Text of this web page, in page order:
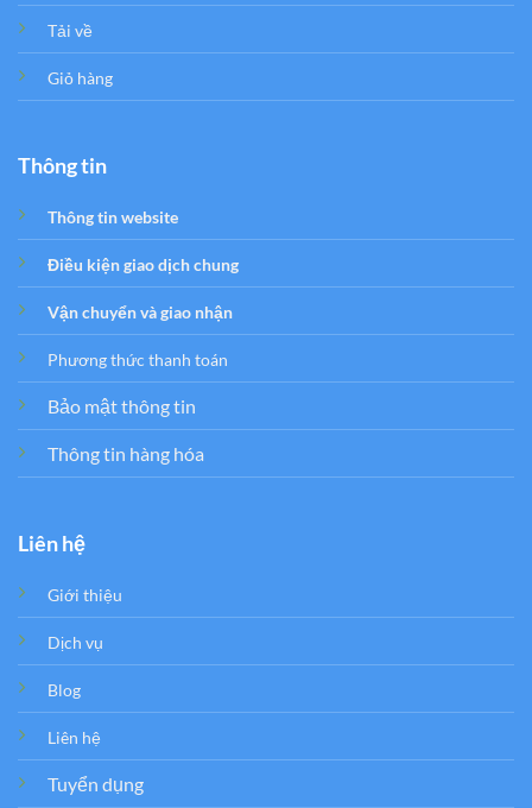
Tải về
Giỏ hàng
Thông tin
Thông tin website
Điều kiện giao dịch chung
Vận chuyển và giao nhận
Phương thức thanh toán
Bảo mật thông tin
Thông tin hàng hóa
Liên hệ
Giới thiệu
Dịch vụ
Blog
Liên hệ
Tuyển dụng